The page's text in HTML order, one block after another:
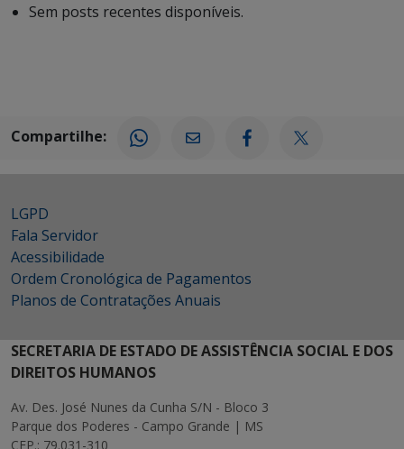
Sem posts recentes disponíveis.
Compartilhe:
LGPD
Fala Servidor
Acessibilidade
Ordem Cronológica de Pagamentos
Planos de Contratações Anuais
SECRETARIA DE ESTADO DE ASSISTÊNCIA SOCIAL E DOS
DIREITOS HUMANOS
Av. Des. José Nunes da Cunha S/N - Bloco 3
Parque dos Poderes - Campo Grande | MS
CEP.: 79.031-310